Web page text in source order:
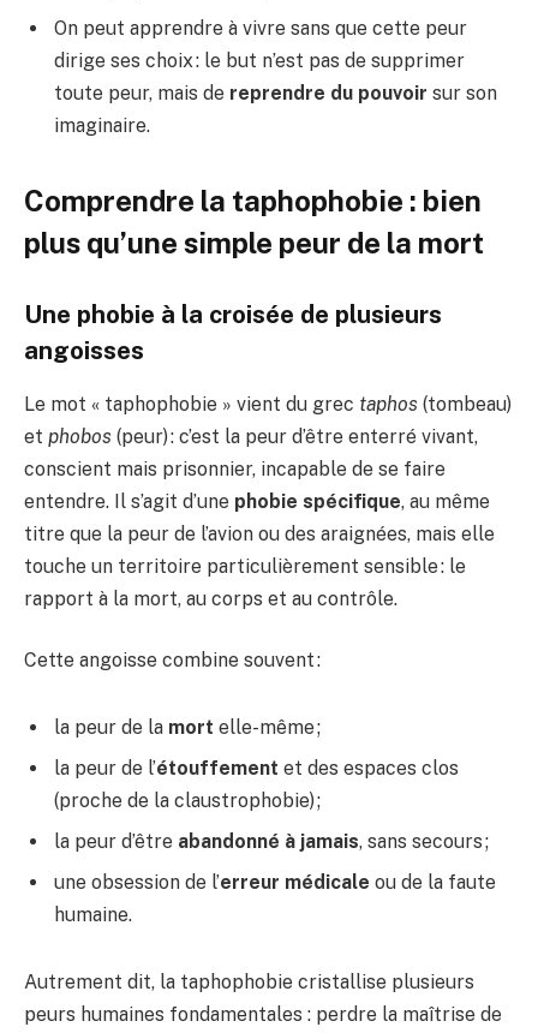
On peut apprendre à vivre sans que cette peur
dirige ses choix : le but n’est pas de supprimer
toute peur, mais de reprendre du pouvoir sur son
imaginaire.
Comprendre la taphophobie : bien
plus qu’une simple peur de la mort
Une phobie à la croisée de plusieurs
angoisses
Le mot « taphophobie » vient du grec taphos (tombeau)
et phobos (peur) : c’est la peur d’être enterré vivant,
conscient mais prisonnier, incapable de se faire
entendre. Il s’agit d’une phobie spécifique, au même
titre que la peur de l’avion ou des araignées, mais elle
touche un territoire particulièrement sensible : le
rapport à la mort, au corps et au contrôle.
Cette angoisse combine souvent :
la peur de la mort elle-même ;
la peur de l’étouffement et des espaces clos
(proche de la claustrophobie) ;
la peur d’être abandonné à jamais, sans secours ;
une obsession de l’erreur médicale ou de la faute
humaine.
Autrement dit, la taphophobie cristallise plusieurs
peurs humaines fondamentales : perdre la maîtrise de